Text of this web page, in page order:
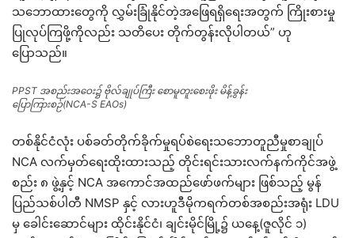
သဘောထားတွေကို လွှမ်းခြုံနိုင်တဲ့အဖြေရရှိရေးအတွက် ကြိုးစားမှု
ပြုလုပ်ကြဖို့ကိုလည်း သတိပေး တိုက်တွန်းလိုပါတယ်” ဟု
ပြောသည်။
PPST အစည်းအဝေး၌ ဗိုလ်ချုပ်ကြီး စောမူတူးစေးဖိုး မိန့်ခွန်း
ပြောကြားစဉ်(NCA-S EAOs)
တစ်နိုင်ငံလုံး ပစ်ခတ်တိုက်ခိုက်မှုရပ်စဲရေးသဘောတူညီမှုစာချုပ်
NCA လက်မှတ်ရေးထိုးထားသည့် တိုင်းရင်းသားလက်နက်ကိုင်အဖွဲ့
စည်း ၈ ဖွဲ့နှင့် NCA အကောင်အထည်ဖော်ဖက်များ ဖြစ်သည့် မွန်
ပြည်သစ်ပါတီ NMSP နှင့် လားဟူဒီမိုကရက်တစ်အစည်းအရုံး LDU
မှ ခေါင်းဆောင်များ ထိုင်းနိုင်ငံ၊ ချင်းမိုင်မြို့၌ ယနေ့(ဇူလိုင် ၁)